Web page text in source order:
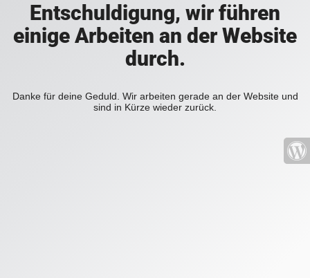
Entschuldigung, wir führen
einige Arbeiten an der Website
durch.
Danke für deine Geduld. Wir arbeiten gerade an der Website und
sind in Kürze wieder zurück.